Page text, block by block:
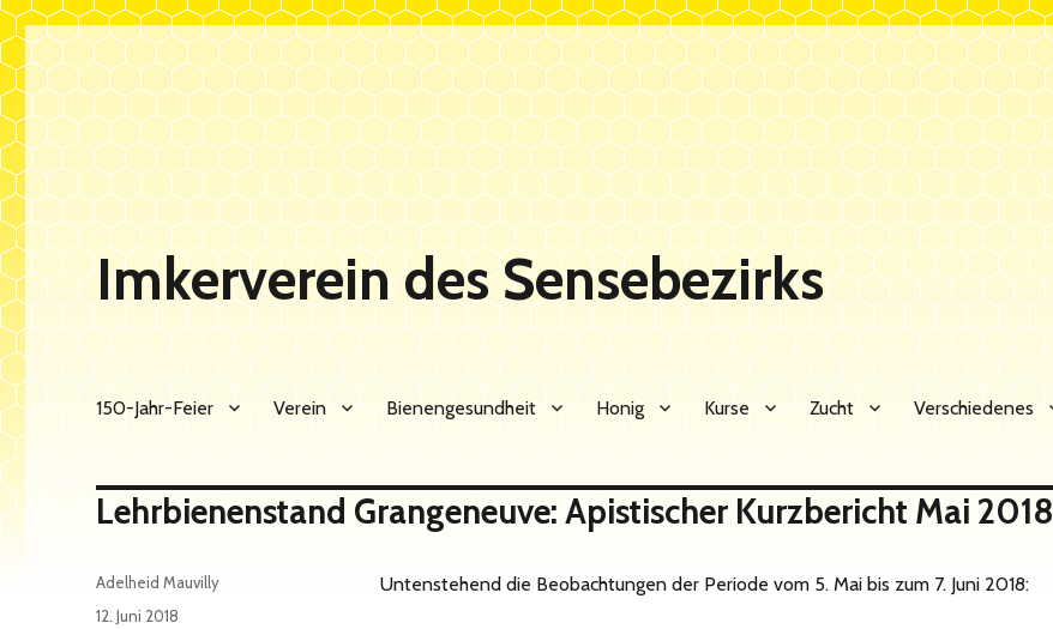
Imkerverein des Sensebezirks
150-Jahr-Feier Verein Bienengesundheit Honig Kurse Zucht Verschiedenes
Lehrbienenstand Grangeneuve‏: Apistischer Kurzbericht Mai 2018
Untenstehend die Beobachtungen der Periode vom 5. Mai bis zum 7. Juni2018:
Autor
Adelheid Mauvilly
Veröffentlicht
12. Juni 2018